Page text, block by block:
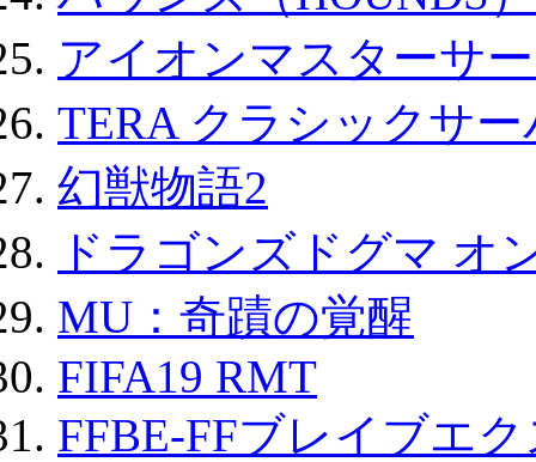
アイオンマスターサ
TERA クラシックサ
幻獣物語2
ドラゴンズドグマ オ
MU：奇蹟の覚醒
FIFA19 RMT
FFBE-FFブレイブエ